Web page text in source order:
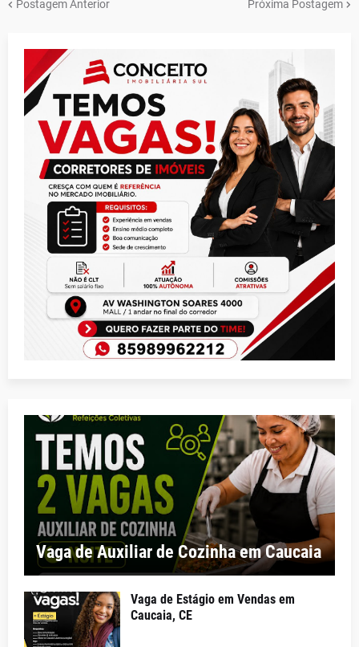
Postagem Anterior Próxima Postagem
Vaga de Auxiliar de Cozinha em Caucaia
Vaga de Estágio em Vendas em
Caucaia, CE